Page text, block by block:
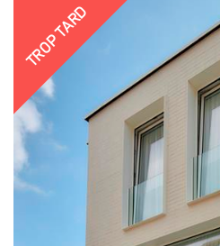
TROP TARD